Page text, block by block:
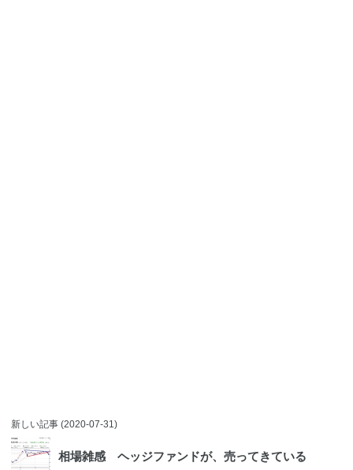
新しい記事 (2020-07-31)
相場雑感 ヘッジファンドが、売ってきている